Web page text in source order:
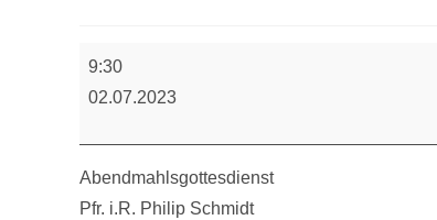
Abendmahlsgottesdienst
9:30
02.07.2023
Abendmahlsgottesdienst
Pfr. i.R. Philip Schmidt